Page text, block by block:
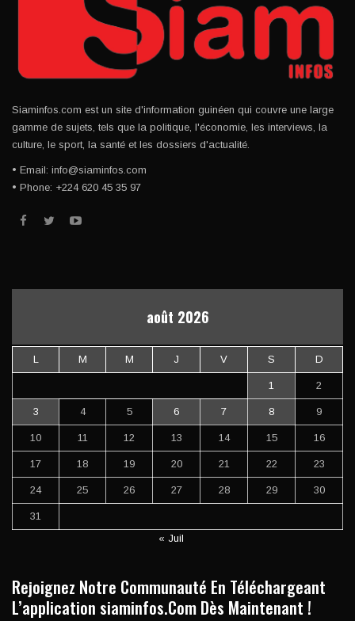
Siaminfos.com est un site d'information guinéen qui couvre une large
gamme de sujets, tels que la politique, l'économie, les interviews, la
culture, le sport, la santé et les dossiers d'actualité.
• Email: info@siaminfos.com
• Phone: +224 620 45 35 97
août 2026
L M M J V S D
1 2
3 4 5 6 7 8 9
10 11 12 13 14 15 16
17 18 19 20 21 22 23
24 25 26 27 28 29 30
31
« Juil
Rejoignez Notre Communauté En Téléchargeant
L’application siaminfos.Com Dès Maintenant !